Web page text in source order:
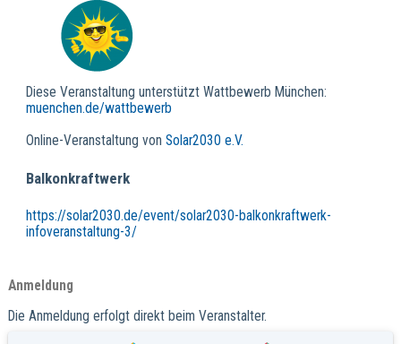
Diese Veranstaltung unterstützt Wattbewerb München:
muenchen.de/wattbewerb
Online-Veranstaltung von Solar2030 e.V.
Balkonkraftwerk
https://solar2030.de/event/solar2030-balkonkraftwerk-
infoveranstaltung-3/
Anmeldung
Die Anmeldung erfolgt direkt beim Veranstalter.